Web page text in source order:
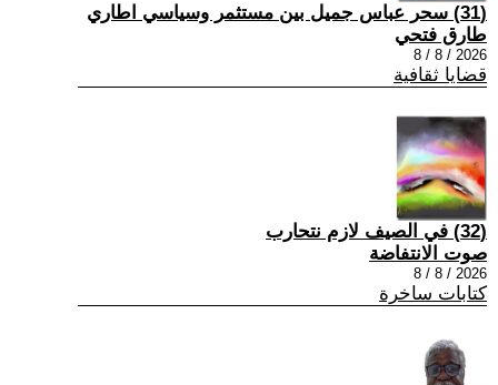
(31) سحر عباس جميل بين مستثمر وسياسي اطاري
طارق فتحي
2026 / 8 / 8
قضايا ثقافية
(32) في الصيف لازم نتحارب
صوت الانتفاضة
2026 / 8 / 8
كتابات ساخرة